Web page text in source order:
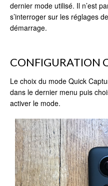
dernier mode utilisé. Il n’est
s’interroger sur les réglages
démarrage.
CONFIGURATION
Le choix du mode Quick
dans le dernier menu puis
activer le mode.